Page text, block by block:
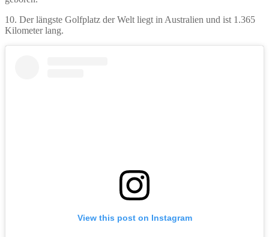
10. Der längste Golfplatz der Welt liegt in Australien und ist 1.365
Kilometer lang.
View this post on Instagram